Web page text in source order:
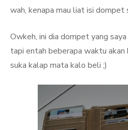
wah, kenapa mau liat isi dompet
Owkeh, ini dia dompet yang
tapi entah beberapa waktu akan
suka kalap mata kalo beli ;)